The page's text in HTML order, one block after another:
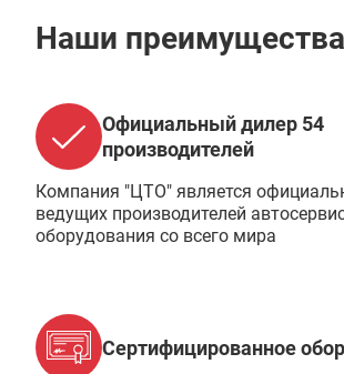
Наши преимущества
Официальный дилер 54
производителей
Компания "ЦТО" является
ведущих производителей
оборудования со всего мира
Сертифицированное